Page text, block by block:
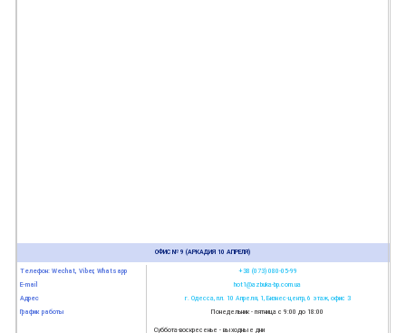
ОФИС № 9 (АРКАДИЯ 10 АПРЕЛЯ)
Телефон: Wechat, Viber, Whatsapp
+38 (073) 080-05-99
E-mail
hot1@azbuka-bp.com.ua
Адрес
г. Одесса, пл. 10 Апреля, 1, Бизнес-центр, 6 этаж, офис 3
График работы
Понедельник - пятница с 9:00 до 18:00
Суббота-воскресенье - выходные дни